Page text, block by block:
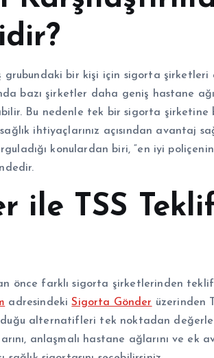
grubundaki bir kişi için sigorta
bazı şirketler daha geniş hastane ağı
Bu nedenle tek bir sigorta şirketine
ihtiyaçlarınız açısından avantaj
konulardan biri, “en iyi
ile TSS
önce farklı sigorta şirketlerinden
adresindekiSigorta Gönder üzerinden
alternatifleri tek noktadan
anlaşmalı hastane ağlarını ve ek